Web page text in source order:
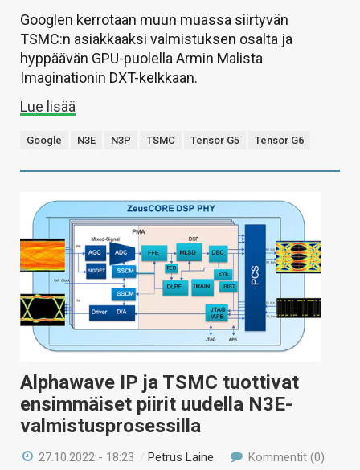
Googlen kerrotaan muun muassa siirtyvän
TSMC:n asiakkaaksi valmistuksen osalta ja
hyppäävän GPU-puolella Armin Malista
Imaginationin DXT-kelkkaan.
Lue lisää
Google N3E N3P TSMC Tensor G5 Tensor G6
Alphawave IP ja TSMC tuottivat
ensimmäiset piirit uudella N3E-
valmistusprosessilla
27.10.2022 - 18:23 /Petrus Laine Kommentit (0)